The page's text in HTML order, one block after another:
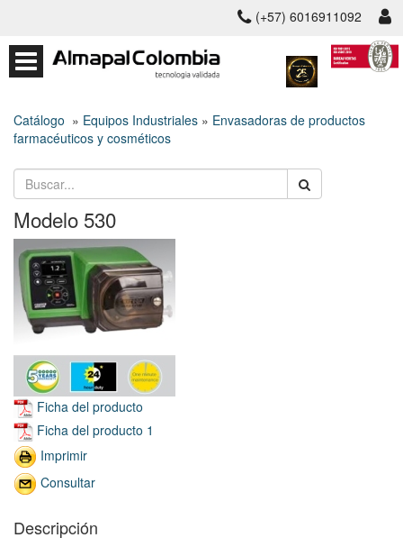
(+57) 6016911092
Catálogo » Equipos Industriales » Envasadoras de productos
farmacéuticos y cosméticos
Modelo 530
Ficha del producto
Ficha del producto 1
Imprimir
Consultar
Descripción